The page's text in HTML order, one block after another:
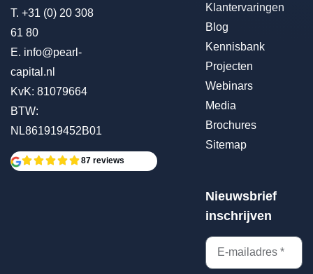
T. +31 (0) 20 308
61 80
E. info@pearl-
capital.nl
KvK: 81079664
BTW:
NL861919452B01
87 reviews
Klantervaringen
Blog
Kennisbank
Projecten
Webinars
Media
Brochures
Sitemap
Nieuwsbrief
inschrijven